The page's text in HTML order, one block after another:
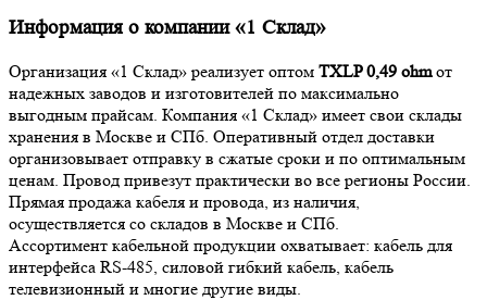
Информация о компании «1 Склад»
Организация «1 Склад» реализует оптом TXLP 0,49 ohmот
надежных заводов и изготовителей по максимально
выгодным прайсам. Компания «1 Склад» имеет свои склады
хранения в Москве и СПб. Оперативный отдел доставки
организовывает отправку в сжатые сроки и по оптимальным
ценам. Провод привезут практически во все регионы России.
Прямая продажа кабеля и провода, из наличия,
осуществляется со складов в Москве и СПб.
Ассортимент кабельной продукции охватывает: кабель для
интерфейса RS-485, силовой гибкий кабель, кабель
телевизионный и многие другие виды.